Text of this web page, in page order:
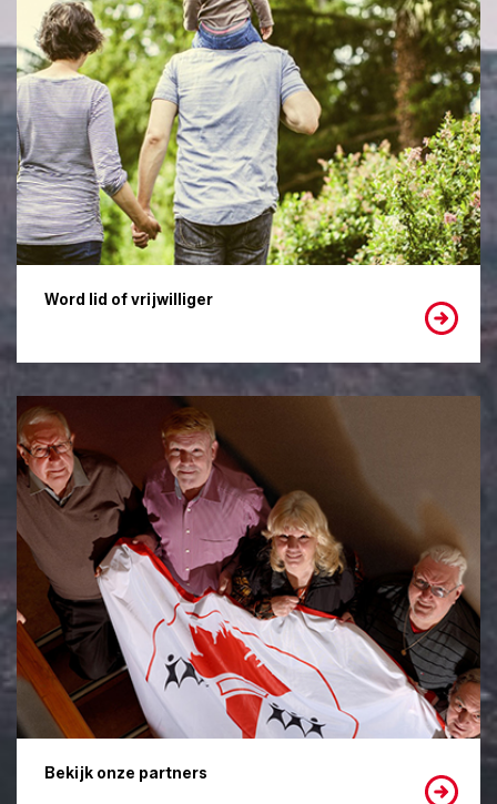
Word lid of vrijwilliger
Bekijk onze partners